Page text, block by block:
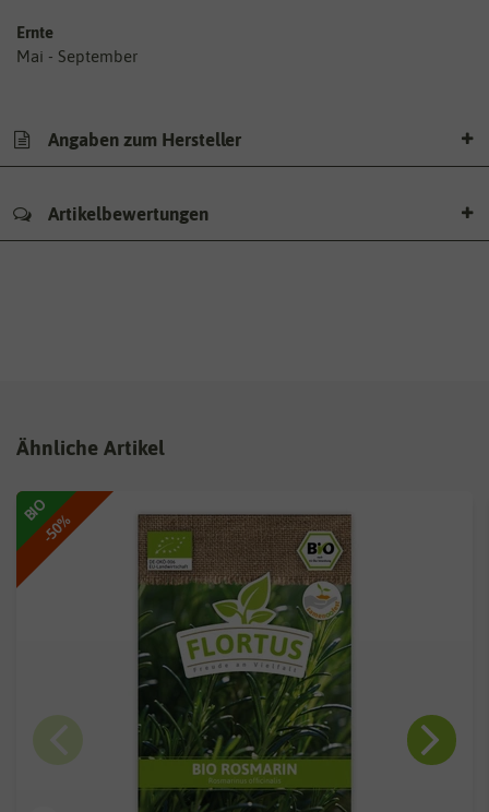
Ernte
Mai - September
Angaben zum Hersteller
Artikelbewertungen
Ähnliche Artikel
-50%
BIO